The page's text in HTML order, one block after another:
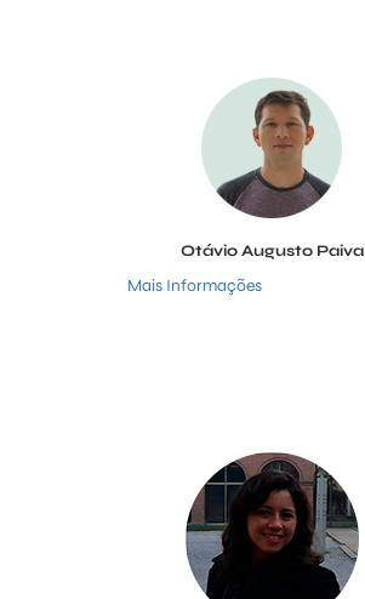
Otávio Augusto Paiva
Mais Informações